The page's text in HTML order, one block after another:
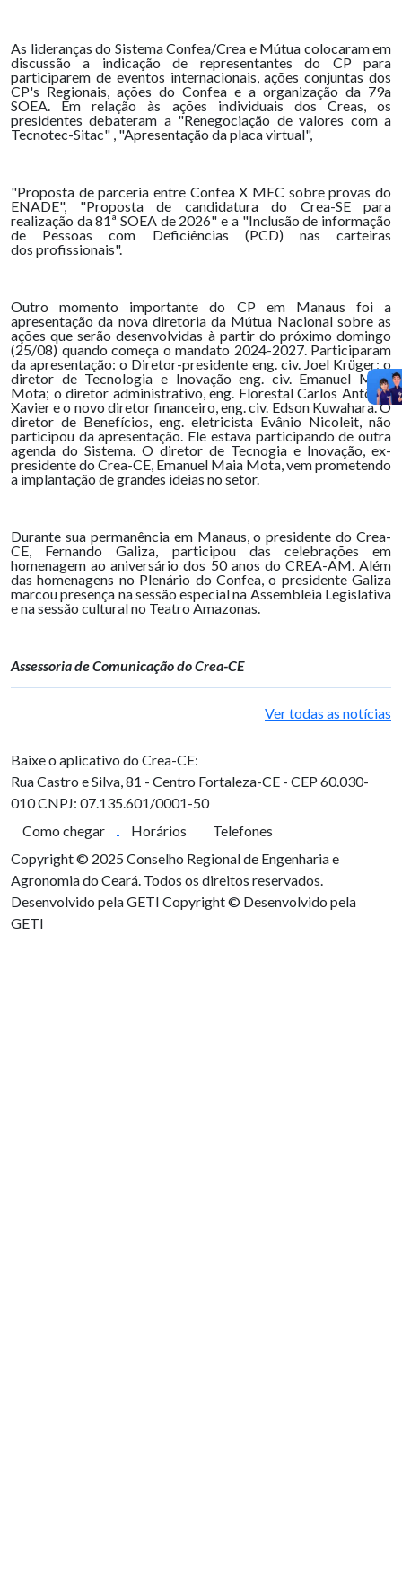
As lideranças do Sistema Confea/Crea e Mútua colocaram em
discussão a indicação de representantes do CP para
participarem de eventos internacionais, ações conjuntas dos
CP's Regionais, ações do Confea e a organização da 79a
SOEA. Em relação às ações individuais dos Creas, os
presidentes debateram a "Renegociação de valores com a
Tecnotec-Sitac" , "Apresentação da placa virtual",
"Proposta de parceria entre Confea X MEC sobre provas do
ENADE", "Proposta de candidatura do Crea-SE para
realização da 81ª SOEA de 2026" e a "Inclusão de informação
de Pessoas com Deficiências (PCD) nas carteiras
dos profissionais".
Outro momento importante do CP em Manaus foi a
apresentação da nova diretoria da Mútua Nacional sobre as
ações que serão desenvolvidas à partir do próximo domingo
(25/08) quando começa o mandato 2024-2027. Participaram
da apresentação: o Diretor-presidente eng. civ. Joel Krüger; o
diretor de Tecnologia e Inovação eng. civ. Emanuel Maia
Mota; o diretor administrativo, eng. Florestal Carlos Antônio
Xavier e o novo diretor financeiro, eng. civ. Edson Kuwahara. O
diretor de Benefícios, eng. eletricista Evânio Nicoleit, não
participou da apresentação. Ele estava participando de outra
agenda do Sistema. O diretor de Tecnogia e Inovação, ex-
presidente do Crea-CE, Emanuel Maia Mota, vem prometendo
a implantação de grandes ideias no setor.
Durante sua permanência em Manaus, o presidente do Crea-
CE, Fernando Galiza, participou das celebrações em
homenagem ao aniversário dos 50 anos do CREA-AM. Além
das homenagens no Plenário do Confea, o presidente Galiza
marcou presença na sessão especial na Assembleia Legislativa
e na sessão cultural no Teatro Amazonas.
Assessoria de Comunicação do Crea-CE
Ver todas as notícias
Baixe o aplicativo do Crea-CE:
Rua Castro e Silva, 81 - Centro Fortaleza-CE - CEP 60.030-
010CNPJ: 07.135.601/0001-50
Como chegar
Horários
Telefones
Copyright © 2025 Conselho Regional de Engenharia e
Agronomia do Ceará. Todos os direitos reservados.
Desenvolvido pela GETI Copyright © Desenvolvido pela
GETI